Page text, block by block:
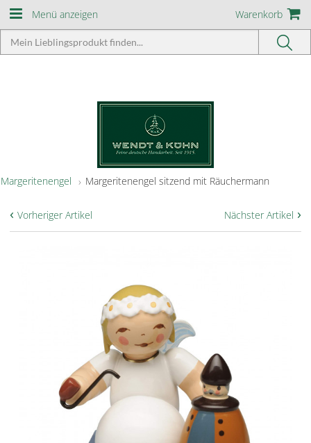
Menü anzeigen Warenkorb
Margeritenengel Margeritenengel sitzend mit Räuchermann
Nächster Artikel ›
‹ Vorheriger Artikel